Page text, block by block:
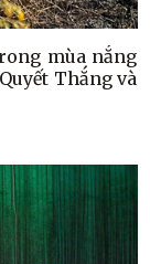
mùa nắng
Thắng và